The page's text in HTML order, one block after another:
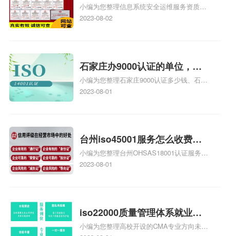
级费用，信息系统安全运维服
务资质二级
小编为您整理信息系统安全运维服务资质认
证证书机构有哪些、安全运维服务资质的费
体系认证知识，详情可查看下方正文！
2023-08-02
石家庄办9000认证的单位，石
家庄9000认证的公司
小编为您整理石家庄9000认证多少钱、石家
庄9000认证价格多少钱、石家庄9000认证
2023-08-01
台州iso45001服务怎么收费，
台州iso45001认证服务怎么收
费
小编为您整理台州OHSAS18001认证服务中
心哪家收费便宜、台州ISO9000认证，哪个
标准是什么相关iso体系认证知识，详情可
查看下方正文！
2023-08-01
iso22000质量管理体系就业方
向，质量管理与认证就业方向
小编为您整理高校开设的CMA专业方向未来